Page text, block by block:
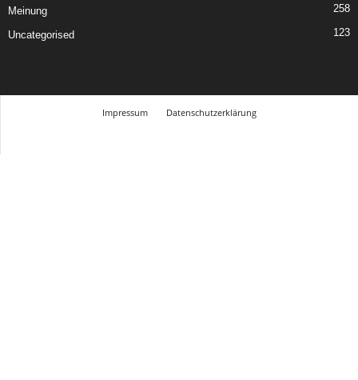
Meinung 258
Uncategorised 123
Impressum
Datenschutzerklärung